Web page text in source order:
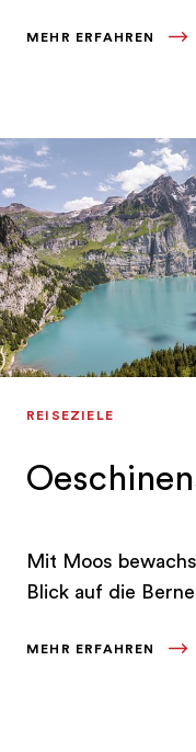
seiner Klarheit.
MEHR ERFAHREN
REISEZIELE
Mit Moos
Blick auf die
als einer der
MEHR ERFAHREN